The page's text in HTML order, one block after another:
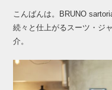
こんばんは。BRUNO
続々と仕上がるスーツ・ジ
介。